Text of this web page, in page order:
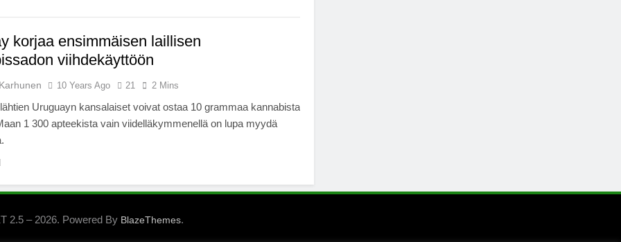
kannabiksen viihdekäytön laillistamisesta
korjaa ensimmäisen laillisen
viihdekäyttöön
10 Years Ago 21 2 Mins
Uruguayn kansalaiset voivat ostaa 10 grammaa kannabista
1 300 apteekista vain viidelläkymmenellä on lupa myydä
2.5 – 2026. Powered By BlazeThemes.